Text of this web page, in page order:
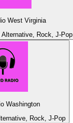
West Virginia
Rock, J-Pop
Washington
Rock, J-Pop